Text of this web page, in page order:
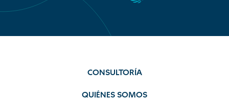
CONSULTORÍA
QUIÉNES SOMOS